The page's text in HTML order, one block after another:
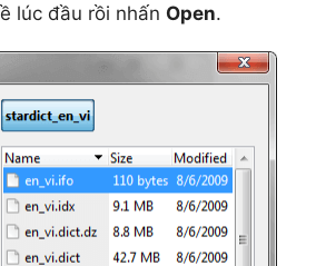
lúc đầu rồi nhấn Open.